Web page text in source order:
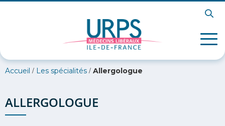
Accueil / Les spécialités / Allergologue
ALLERGOLOGUE